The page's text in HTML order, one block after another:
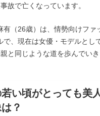
故で亡くなっています。
有（26歳）は、情勢向けファ
で、現在は女優・モデルとし
と同じような道を歩んでいき
い頃がとっても美
？